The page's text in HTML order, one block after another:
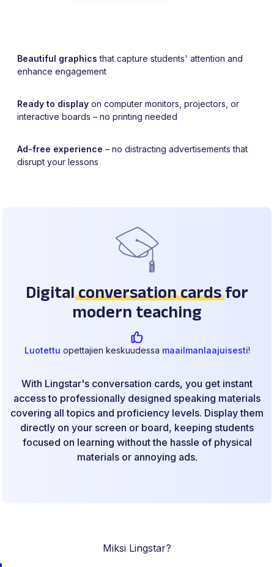
Beautiful graphics that capture students' attention and
enhance engagement
Ready to display on computer monitors, projectors, or
interactive boards – no printing needed
Ad-free experience – no distracting advertisements that
disrupt your lessons
Digitalconversation cardsfor
modern teaching
Luotettu opettajien keskuudessa maailmanlaajuisesti!
With Lingstar's conversation cards, you get instant
access to professionally designed speaking materials
covering all topics and proficiency levels. Display them
directly on your screen or board, keeping students
focused on learning without the hassle of physical
materials or annoying ads.
Miksi Lingstar?